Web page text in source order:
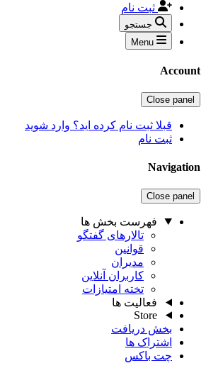
ثبت نام
جستجو
Menu
Account
Close panel
قبلا ثبت نام کرده اید؟ وارد شوید
ثبت نام
Navigation
Close panel
فهرست بخش ها
تالارهای گفتگو
قوانین
مدیران
کاربران آنلاین
تخته امتیازات
فعالیت ها
Store
بخش دریافت
اشتراک ها
چت باکس